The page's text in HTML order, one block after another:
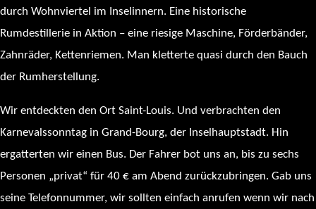
durch Wohnviertel im Inselinnern. Eine historische
Rumdestillerie in Aktion – eine riesige Maschine, Förderbänder,
Zahnräder, Kettenriemen. Man kletterte quasi durch den Bauch
der Rumherstellung.
Wir entdeckten den Ort Saint-Louis. Und verbrachten den
Karnevalssonntag in Grand-Bourg, der Inselhauptstadt. Hin
ergatterten wir einen Bus. Der Fahrer bot uns an, bis zu sechs
Personen „privat“ für 40 € am Abend zurückzubringen. Gab uns
seine Telefonnummer, wir sollten einfach anrufen wenn wir nach